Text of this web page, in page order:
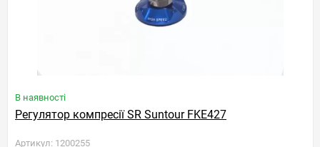
В наявності
Регулятор компресії SR Suntour FKE427
Артикул: 1200255